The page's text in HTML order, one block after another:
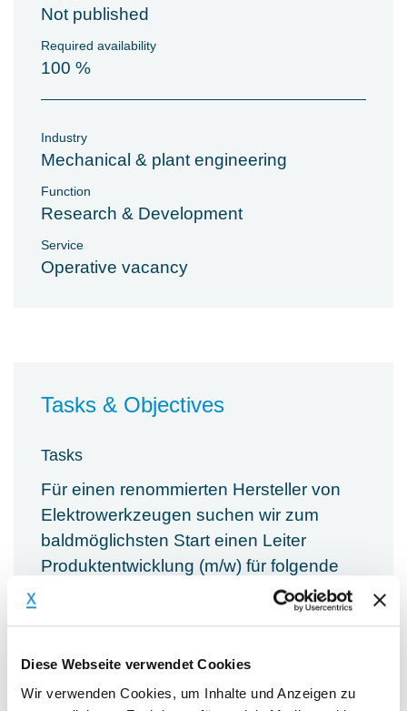
Diese Webseite verwendet Cookies
Wir verwenden Cookies, um Inhalte und Anzeigen zu
Not published
Required availability
100 %
Industry
Mechanical & plant engineering
Function
Research & Development
Service
Operative vacancy
Tasks & Objectives
Tasks
Für einen renommierten Hersteller von
Elektrowerkzeugen suchen wir zum
baldmöglichsten Start einen Leiter
Produktentwicklung (m/w) für folgende
Übernahme der Verantwortung der
Leitung der Versuchs- und